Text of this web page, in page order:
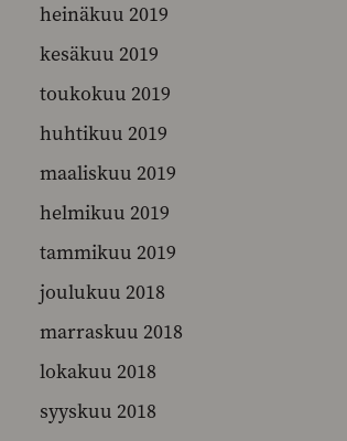
heinäkuu 2019
kesäkuu 2019
toukokuu 2019
huhtikuu 2019
maaliskuu 2019
helmikuu 2019
tammikuu 2019
joulukuu 2018
marraskuu 2018
lokakuu 2018
syyskuu 2018